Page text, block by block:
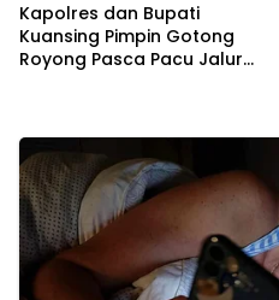
Kapolres dan Bupati
Kuansing Pimpin Gotong
Royong Pasca Pacu Jalur